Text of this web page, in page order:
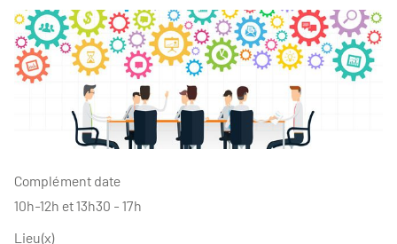
Complément date
10h-12h et 13h30 - 17h
Lieu(x)